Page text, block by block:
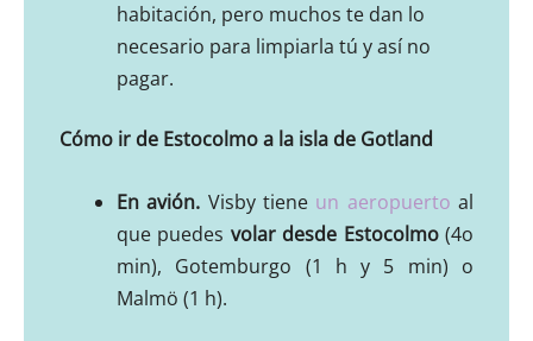
habitación, pero muchos te dan lo
necesario para limpiarla tú y así no
pagar.
Cómo ir de Estocolmo a la isla de Gotland
En avión. Visby tiene un aeropuerto al
que puedes volar desde Estocolmo(4o
min), Gotemburgo (1 h y 5 min) o
Malmö (1 h).